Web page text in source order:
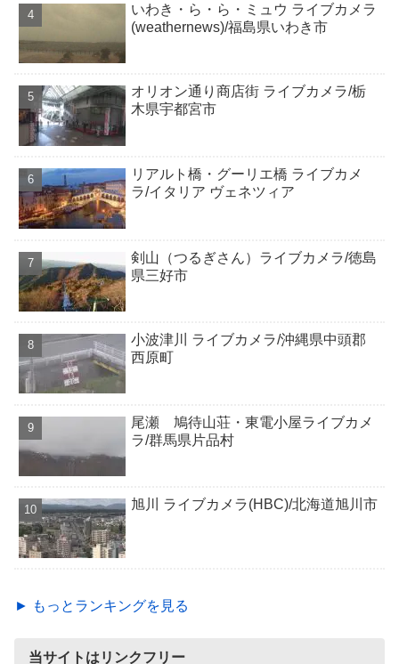
いわき・ら・ら・ミュウ ライブカメラ
(weathernews)/福島県いわき市
オリオン通り商店街 ライブカメラ/栃
木県宇都宮市
リアルト橋・グーリエ橋 ライブカメ
ラ/イタリア ヴェネツィア
剣山（つるぎさん）ライブカメラ/徳島
県三好市
小波津川 ライブカメラ/沖縄県中頭郡
西原町
尾瀬 鳩待山荘・東電小屋ライブカメ
ラ/群馬県片品村
旭川 ライブカメラ(HBC)/北海道旭川市
► もっとランキングを見る
当サイトはリンクフリー